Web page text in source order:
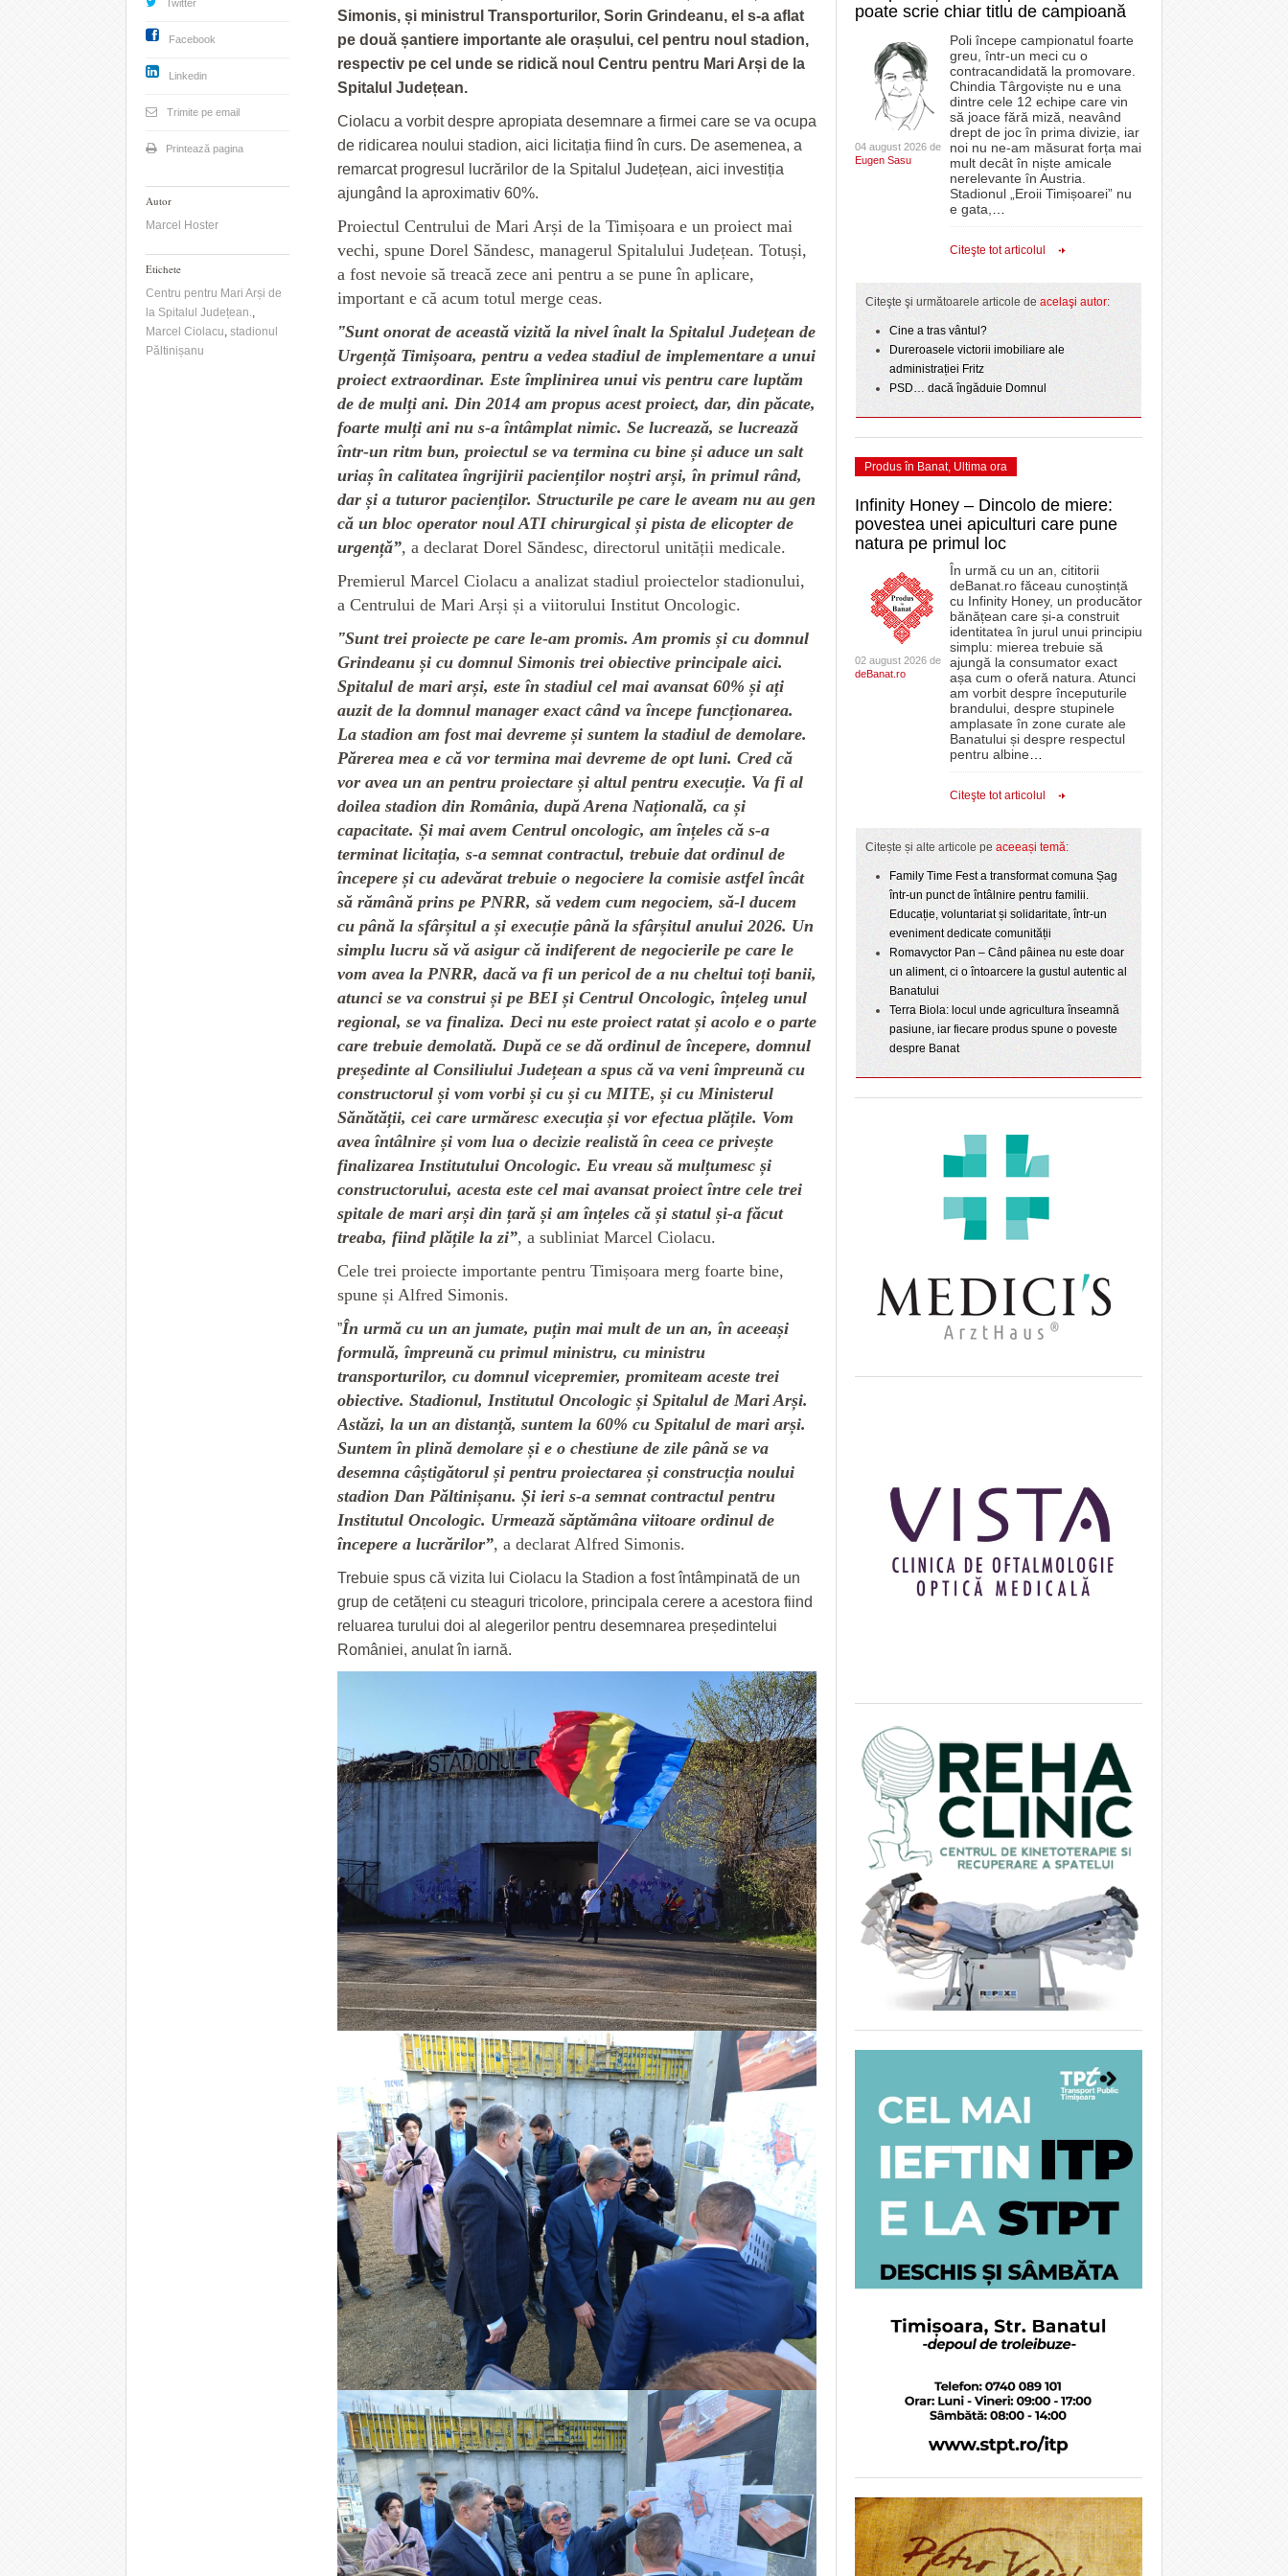
Simonis, și ministrul Transporturilor, Sorin Grindeanu, el s-a aflat
pe două șantiere importante ale orașului, cel pentru noul stadion,
respectiv pe cel unde se ridică noul Centru pentru Mari Arși de la
Spitalul Județean.
Ciolacu a vorbit despre apropiata desemnare a firmei care se va ocupa
de ridicarea noului stadion, aici licitația fiind în curs. De asemenea, a
remarcat progresul lucrărilor de la Spitalul Județean, aici investiția
ajungând la aproximativ 60%.
Proiectul Centrului de Mari Arși de la Timișoara e un proiect mai
vechi, spune Dorel Săndesc, managerul Spitalului Județean. Totuși,
a fost nevoie să treacă zece ani pentru a se pune în aplicare,
important e că acum totul merge ceas.
”Sunt onorat de această vizită la nivel înalt la Spitalul Județean de
Urgență Timișoara, pentru a vedea stadiul de implementare a unui
proiect extraordinar. Este împlinirea unui vis pentru care luptăm
de de mulți ani. Din 2014 am propus acest proiect, dar, din păcate,
foarte mulți ani nu s-a întâmplat nimic. Se lucrează, se lucrează
într-un ritm bun, proiectul se va termina cu bine și aduce un salt
uriaș în calitatea îngrijirii pacienților noștri arși, în primul rând,
dar și a tuturor pacienților. Structurile pe care le aveam nu au gen
că un bloc operator noul ATI chirurgical și pista de elicopter de
urgență”, a declarat Dorel Săndesc, directorul unității medicale.
Premierul Marcel Ciolacu a analizat stadiul proiectelor stadionului,
a Centrului de Mari Arși și a viitorului Institut Oncologic.
”Sunt trei proiecte pe care le-am promis. Am promis și cu domnul
Grindeanu și cu domnul Simonis trei obiective principale aici.
Spitalul de mari arși, este în stadiul cel mai avansat 60% și ați
auzit de la domnul manager exact când va începe funcționarea.
La stadion am fost mai devreme și suntem la stadiul de demolare.
Părerea mea e că vor termina mai devreme de opt luni. Cred că
vor avea un an pentru proiectare și altul pentru execuție. Va fi al
doilea stadion din România, după Arena Națională, ca și
capacitate. Și mai avem Centrul oncologic, am înțeles că s-a
terminat licitația, s-a semnat contractul, trebuie dat ordinul de
începere și cu adevărat trebuie o negociere la comisie astfel încât
să rămână prins pe PNRR, să vedem cum negociem, să-l ducem
cu până la sfârșitul a și execuție până la sfârșitul anului 2026. Un
simplu lucru să vă asigur că indiferent de negocierile pe care le
vom avea la PNRR, dacă va fi un pericol de a nu cheltui toți banii,
atunci se va construi și pe BEI și Centrul Oncologic, înțeleg unul
regional, se va finaliza. Deci nu este proiect ratat și acolo e o parte
care trebuie demolată. După ce se dă ordinul de începere, domnul
președinte al Consiliului Județean a spus că va veni împreună cu
constructorul și vom vorbi și cu și cu MITE, și cu Ministerul
Sănătății, cei care urmăresc execuția și vor efectua plățile. Vom
avea întâlnire și vom lua o decizie realistă în ceea ce privește
finalizarea Institutului Oncologic. Eu vreau să mulțumesc și
constructorului, acesta este cel mai avansat proiect între cele trei
spitale de mari arși din țară și am înțeles că și statul și-a făcut
treaba, fiind plățile la zi”, a subliniat Marcel Ciolacu.
Cele trei proiecte importante pentru Timișoara merg foarte bine,
spune și Alfred Simonis.
”În urmă cu un an jumate, puțin mai mult de un an, în aceeași
formulă, împreună cu primul ministru, cu ministru
transporturilor, cu domnul vicepremier, promiteam aceste trei
obiective. Stadionul, Institutul Oncologic și Spitalul de Mari Arși.
Astăzi, la un an distanță, suntem la 60% cu Spitalul de mari arși.
Suntem în plină demolare și e o chestiune de zile până se va
desemna câștigătorul și pentru proiectarea și construcția noului
stadion Dan Păltinișanu. Și ieri s-a semnat contractul pentru
Institutul Oncologic. Urmează săptămâna viitoare ordinul de
începere a lucrărilor”, a declarat Alfred Simonis.
Trebuie spus că vizita lui Ciolacu la Stadion a fost întâmpinată de un
grup de cetățeni cu steaguri tricolore, principala cerere a acestora fiind
reluarea turului doi al alegerilor pentru desemnarea președintelui
României, anulat în iarnă.
Twitter
Facebook
Linkedin
Trimite pe email
Printează pagina
Autor
Marcel Hoster
Etichete
Centru pentru Mari Arși de
la Spitalul Județean.,
Marcel Ciolacu, stadionul
Păltinișanu
poate scrie chiar titlu de campioană
04 august 2026 de
Eugen Sasu
Poli începe campionatul foarte
greu, într-un meci cu o
contracandidată la promovare.
Chindia Târgoviște nu e una
dintre cele 12 echipe care vin
să joace fără miză, neavând
drept de joc în prima divizie, iar
noi nu ne-am măsurat forța mai
mult decât în niște amicale
nerelevante în Austria.
Stadionul „Eroii Timișoarei” nu
e gata,
Citeşte tot articolul
Citeşte şi următoarele articole de acelaşi autor:
Cine a tras vântul?
Dureroasele victorii imobiliare ale
administrației Fritz
PSD… dacă îngăduie Domnul
Produs în Banat, Ultima ora
Infinity Honey – Dincolo de miere:
povestea unei apiculturi care pune
natura pe primul loc
02 august 2026 de
deBanat.ro
În urmă cu un an, cititorii
deBanat.ro făceau cunoștință
cu Infinity Honey, un producător
bănățean care și-a construit
identitatea în jurul unui principiu
simplu: mierea trebuie să
ajungă la consumator exact
așa cum o oferă natura. Atunci
am vorbit despre începuturile
brandului, despre stupinele
amplasate în zone curate ale
Banatului și despre respectul
pentru albine
Citeşte tot articolul
Citește și alte articole pe aceeași temă:
Family Time Fest a transformat comuna Șag
într-un punct de întâlnire pentru familii.
Educație, voluntariat și solidaritate, într-un
eveniment dedicate comunității
Romavyctor Pan – Când pâinea nu este doar
un aliment, ci o întoarcere la gustul autentic al
Banatului
Terra Biola: locul unde agricultura înseamnă
pasiune, iar fiecare produs spune o poveste
despre Banat